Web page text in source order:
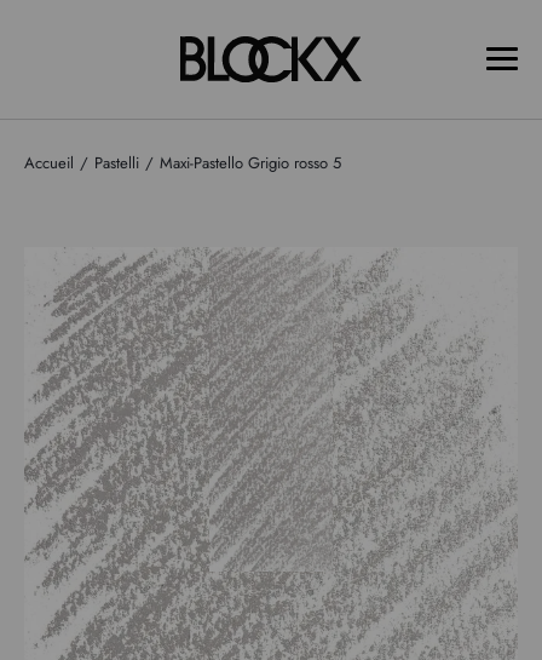
Accueil Pastelli Maxi-Pastello Grigio rosso 5